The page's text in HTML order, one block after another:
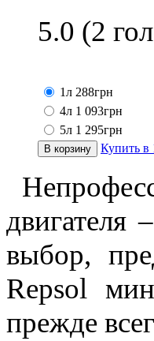
5.0 (2
1л 288грн
4л 1 093грн
5л 1 295грн
Купить в
двигателя
выбор,
Repsol
прежде